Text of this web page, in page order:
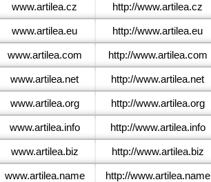
www.artilea.cz http://www.artilea.cz
www.artilea.eu http://www.artilea.eu
www.artilea.com http://www.artilea.com
www.artilea.net http://www.artilea.net
www.artilea.org http://www.artilea.org
www.artilea.info http://www.artilea.info
www.artilea.biz http://www.artilea.biz
www.artilea.name http://www.artilea.name